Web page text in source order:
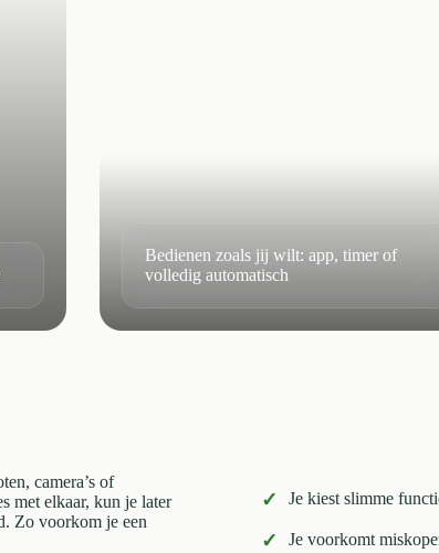
Bedienen zoals jij wilt: app, timer of
volledig automatisch
camera’s of
met elkaar, kun je later
Zo voorkom je een
✓ Je kiest slimme
✓ Je voorkomt